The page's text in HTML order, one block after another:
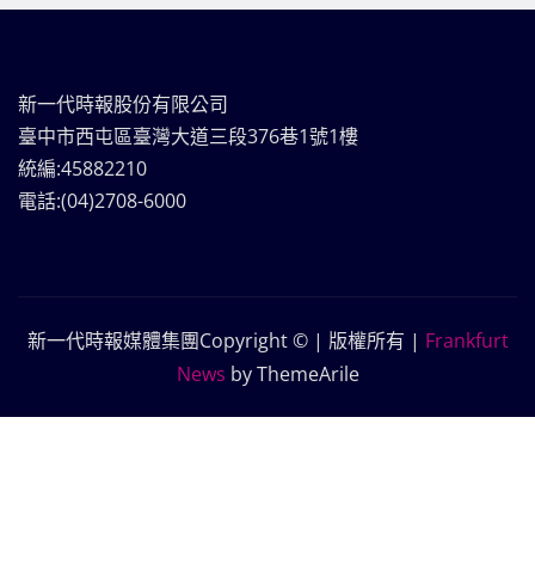
新一代時報股份有限公司
臺中市西屯區臺灣大道三段376巷1號1樓
統編:45882210
電話:(04)2708-6000
新一代時報媒體集團Copyright © | 版權所有 | Frankfurt
News by ThemeArile